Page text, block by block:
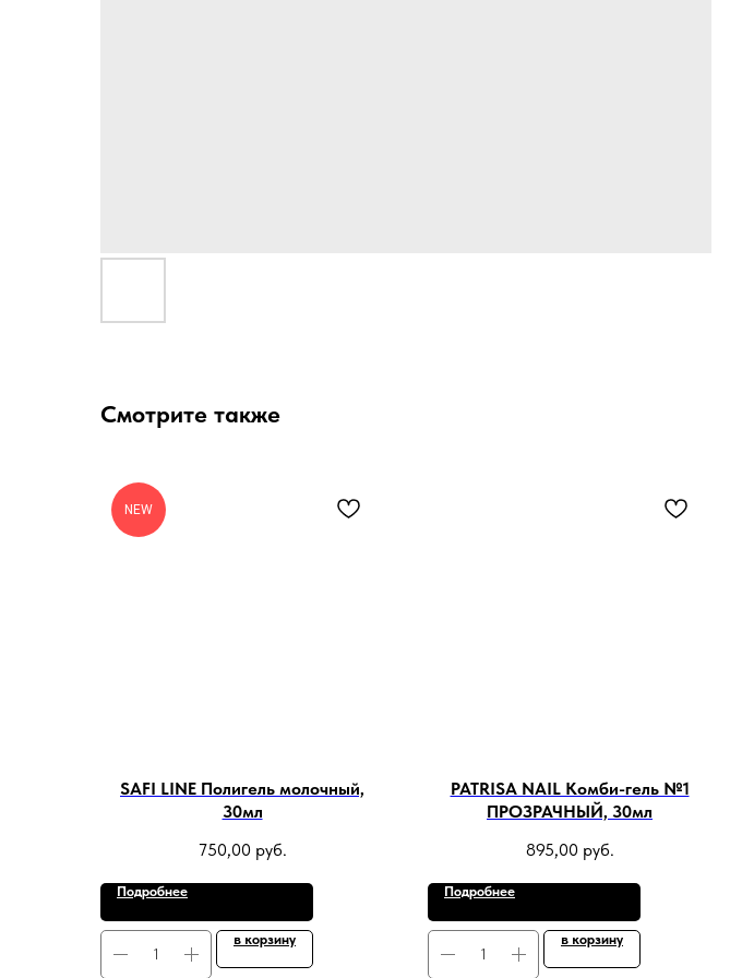
Смотрите также
NEW
SAFI LINE Полигель молочный,
30мл
750,00 руб.
Подробнее
в корзину
PATRISA NAIL Комби-гель №1
ПРОЗРАЧНЫЙ, 30мл
895,00 руб.
Подробнее
в корзину